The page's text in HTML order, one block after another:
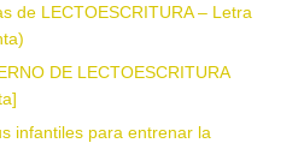
de LECTOESCRITURA – Letra
DE LECTOESCRITURA
infantiles para entrenar la